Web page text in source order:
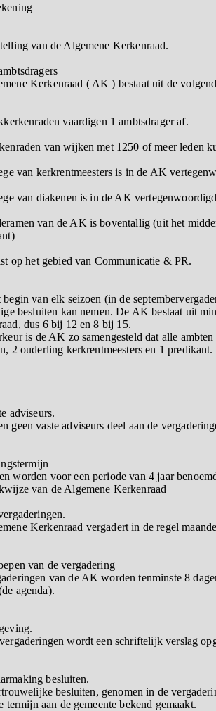
van de Algemene Kerkenraad.
Kerkenraad ( AK ) bestaat uit de
vaardigen 1 ambtsdrager af.
van wijken met 1250 of meer leden
van kerkrentmeesters is in de AK
van diakenen is in de AK
van de AK is boventallig (uit het
op het gebied van Communicatie & PR.
begin van elk seizoen (in de
besluiten kan nemen. De AK bestaat uit
dus 6 bij 12 en 8 bij 15.
is de AK zo samengesteld dat alle
2 ouderling kerkrentmeesters en 1 predikant.
adviseurs.
geen vaste adviseurs deel aan de
worden voor een periode van 4 jaar
van de Algemene Kerkenraad
Kerkenraad vergadert in de regel
van de vergadering
van de AK worden tenminste 8
agenda).
wordt een schriftelijk verslag
besluiten.
besluiten, genomen in de
termijn aan de gemeente bekend gemaakt.